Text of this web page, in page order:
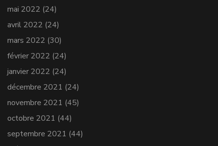
mai 2022 (24)
avril 2022 (24)
mars 2022 (30)
février 2022 (24)
janvier 2022 (24)
décembre 2021 (24)
novembre 2021 (45)
octobre 2021 (44)
septembre 2021 (44)